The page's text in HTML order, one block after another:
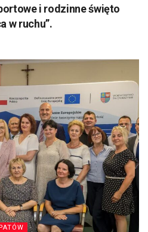
i rodzinne święto
w ruchu”.